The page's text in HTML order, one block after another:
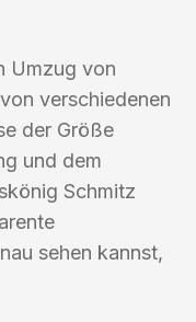
Umzug von
verschiedenen
der Größe
und dem
Schmitz
sehen kannst,